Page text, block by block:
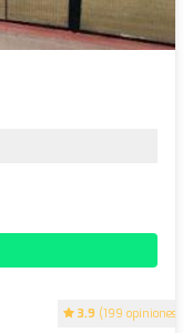
3.9 (199 opiniones)